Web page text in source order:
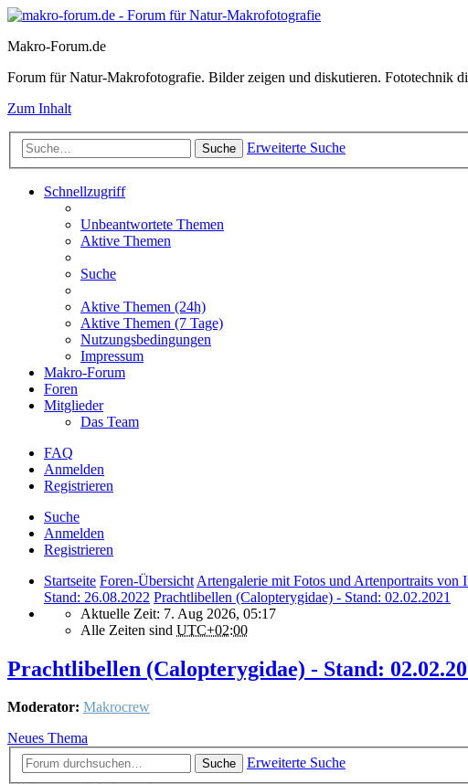
Makro-Forum.de
Forum für Natur-Makrofotografie. Bilder zeigen und diskutieren. Fototechnik
Zum Inhalt
Suche Erweiterte Suche
Schnellzugriff
Unbeantwortete Themen
Aktive Themen
Suche
Aktive Themen (24h)
Aktive Themen (7 Tage)
Nutzungsbedingungen
Impressum
Makro-Forum
Foren
Mitglieder
Das Team
FAQ
Anmelden
Registrieren
Suche
Anmelden
Registrieren
Startseite Foren-Übersicht Artengalerie mit Fotos und Artenportraits von
Stand: 26.08.2022 Prachtlibellen (Calopterygidae) - Stand: 02.02.2021
Aktuelle Zeit: 7. Aug 2026, 05:17
Alle Zeiten sind UTC+02:00
Prachtlibellen (Calopterygidae) - Stand:
Moderator: Makrocrew
Neues Thema
Suche
Erweiterte Suche